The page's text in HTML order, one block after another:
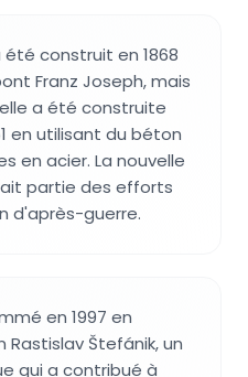
construit en 1868
Franz Joseph, mais
a été construite
en utilisant du béton
en acier. La nouvelle
partie des efforts
d'après-guerre.
en 1997 en
Rastislav Štefánik, un
qui a contribué à